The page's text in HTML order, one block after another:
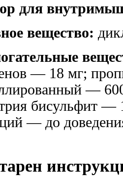
для
вещество:
— 18 мг;
—
бисульфит —
— до